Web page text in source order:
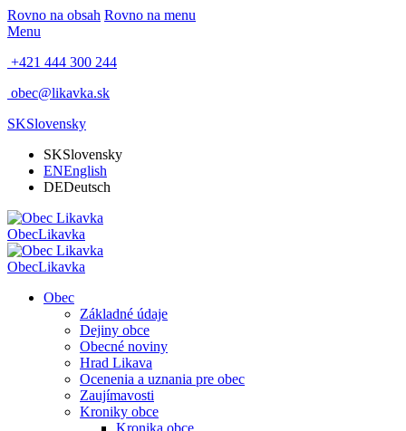
Rovno na obsah Rovno na menu
Menu
+421 444 300 244
obec@likavka.sk
SKSlovensky
SKSlovensky
ENEnglish
DEDeutsch
ObecLikavka
ObecLikavka
Obec
Základné údaje
Dejiny obce
Obecné noviny
Hrad Likava
Ocenenia a uznania pre obec
Zaujímavosti
Kroniky obce
Kronika obce